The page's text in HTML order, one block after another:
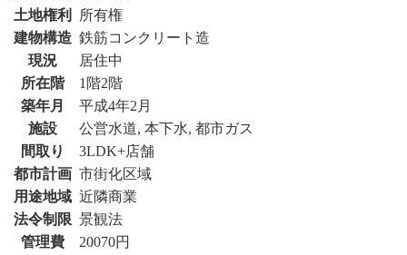
土地権利
所有権
建物構造 鉄筋コンクリート造
現況
居住中
所在階
1階2階
築年月
平成4年2月
施設
公営水道, 本下水, 都市ガス
間取り
3LDK+店舗
都市計画 市街化区域
用途地域 近隣商業
法令制限 景観法
管理費
20070円